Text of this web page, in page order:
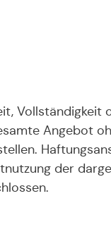
Angebot
der